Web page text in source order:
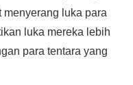
luka para
luka mereka lebih
para tentara yang